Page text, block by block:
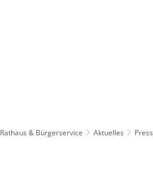
Rathaus & Bürgerservice Aktuelles